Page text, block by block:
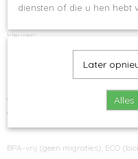
kristal, maar het is eigenlijk veel
kleuren:
SKY reboottle is voor
de planeet. Blijf gehydrateerd en
cultuur!
BPA-vrij (geen migraties), ECO
diensten of die u hen hebt
Later